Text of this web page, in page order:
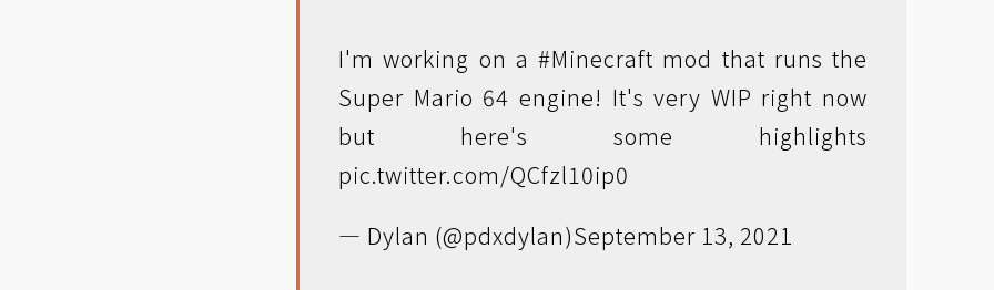
I'm working on a #Minecraft mod that runs the
Super Mario 64 engine! It's very WIP right now
but here's some highlights
pic.twitter.com/QCfzl10ip0
— Dylan (@pdxdylan)September 13, 2021